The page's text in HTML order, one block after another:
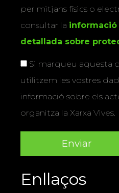
per mitjans físics o
consultar la
detallada sobre
Si marqueu aquesta
utilitzem les vostres
informació sobre els
organitza la Xarxa Vives.
Enllaços